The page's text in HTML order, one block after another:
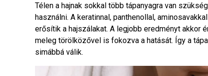
Télen a hajnak sokkal több tápanyagra van
használni. A keratinnal, panthenollal,
erősítik a hajszálakat. A legjobb eredményt akkor
meleg törölközővel is fokozva a hatását. Így a
simábbá válik.